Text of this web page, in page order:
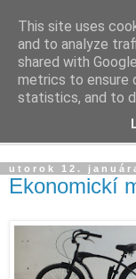
Ako
Praktické tipy pre
utorok 12.
Ekonomickí
This site uses
and to analyze
shared with
metrics to ensure
statistics, and to